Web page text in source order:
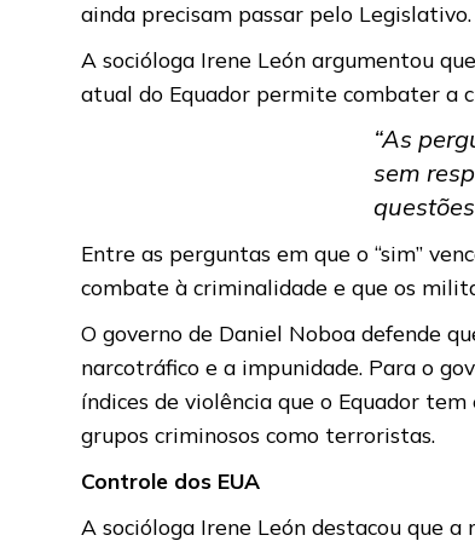
ainda precisam passar pelo Legislativo.
A socióloga Irene León argumentou
atual do Equador permite combater a
“As
sem
Entre as perguntas em que o “sim”
combate à criminalidade e que os
O governo de Daniel Noboa defende
narcotráfico e a impunidade. Para o
índices de violência que o Equador
grupos criminosos como terroristas.
Controle dos EUA
A socióloga Irene León destacou que